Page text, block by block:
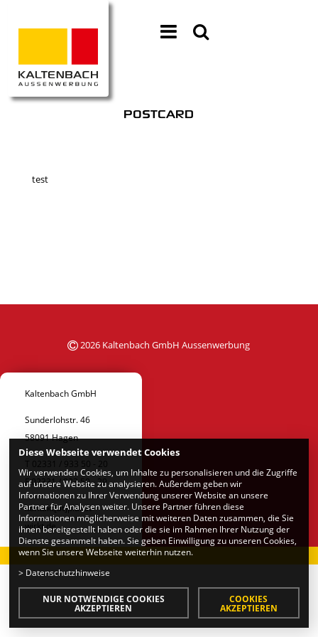
POSTCARD
test
2026 Kaltenbach GmbH Aussenwerbung
Kaltenbach GmbH
Sunderlohstr. 46
58091 Hagen
T 02331 / 933 50 - 20
F 02331 / 933 50 - 29
kontakt[at]plakat-
wirkt.de
Diese Webseite verwendet Cookies
Wir verwenden Cookies, um Inhalte zu personalisieren und die Zugriffe
auf unsere Website zu analysieren. Außerdem geben wir
Informationen zu Ihrer Verwendung unserer Website an unsere
Partner für Analysen weiter. Unsere Partner führen diese
Informationen möglicherweise mit weiteren Daten zusammen, die Sie
ihnen bereitgestellt haben oder die sie im Rahmen Ihrer Nutzung der
Dienste gesammelt haben. Sie geben Einwilligung zu unseren Cookies,
wenn Sie unsere Webseite weiterhin nutzen.
> Datenschutzhinweise
NUR NOTWENDIGE COOKIES
AKZEPTIEREN
COOKIES
AKZEPTIEREN